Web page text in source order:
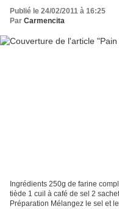
Publié le 24/02/2011 à 16:25
Par Carmencita
Ingrédients 250g de farine
tiède 1 cuil à café de sel 2
Préparation Mélangez le sel et